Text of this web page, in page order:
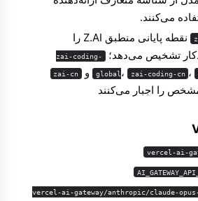
می‌کنند.
نقطه پایانی منطبق Z.AI را
تشخیص می‌دهد؛
zai-coding-
global، zai-coding-cn ، و zai-cn
را اجبار می‌کنند
vercel-ai-
vercel-ai-gateway/anthropic/claude-